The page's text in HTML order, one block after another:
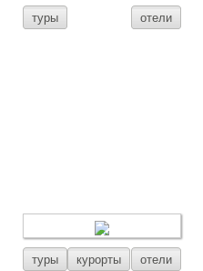
туры отели
туры курорты отели